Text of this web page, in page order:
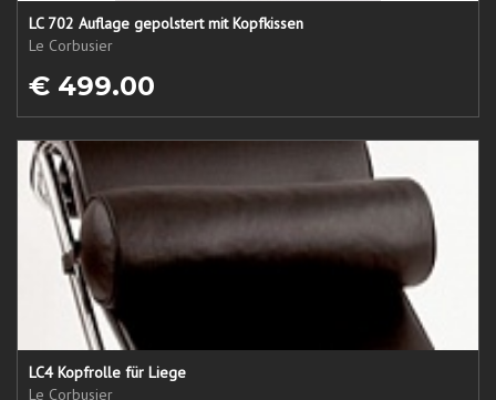
LC 702 Auflage gepolstert mit Kopfkissen
Le Corbusier
€ 499.00
LC4 Kopfrolle für Liege
Le Corbusier